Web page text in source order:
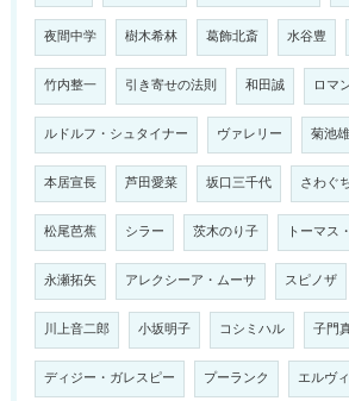
夜間中学 樹木希林 葛飾北斎 水谷豊
竹内整一 引き寄せの法則 和田誠 ロマ
ルドルフ・シュタイナー ヴァレリー 菊池
本居宣長 芦田愛菜 坂口三千代 さわぐ
松尾芭蕉 シラー 茨木のり子 トーマス
永瀬拓矢 アレクシーア・ムーサ スピノザ
川上音二郎 小坂明子 コシミハル 子門
ディジー・ガレスピー プーランク エルヴ